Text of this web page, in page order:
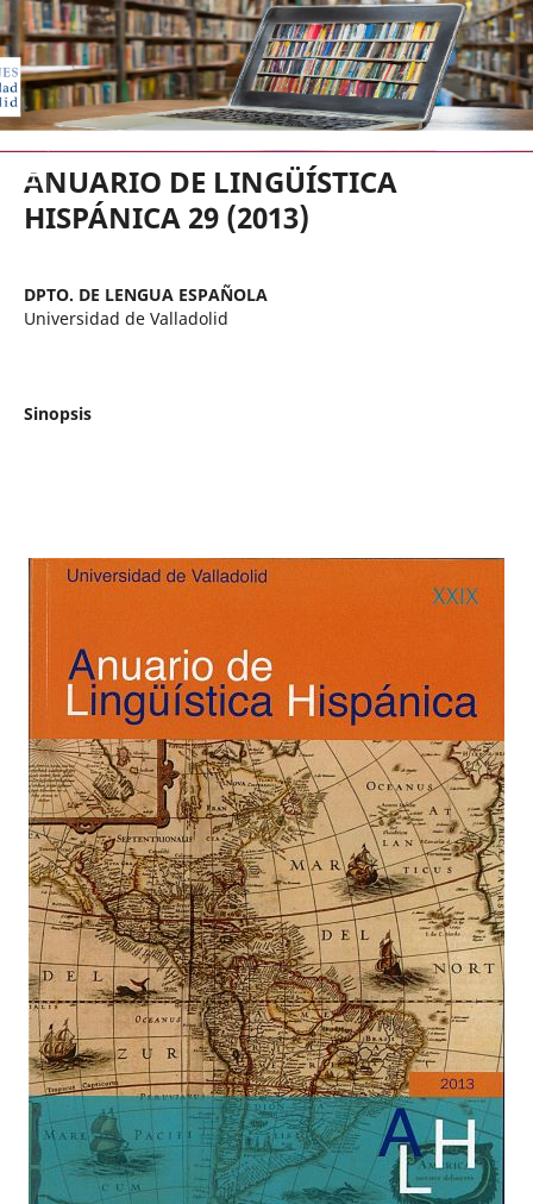
EDICIONES UNIVERSIDAD DE
ANUARIO DE LINGÜÍSTICA
HISPÁNICA 29 (2013)
DPTO. DE LENGUA ESPAÑOLA
Universidad de Valladolid
Sinopsis